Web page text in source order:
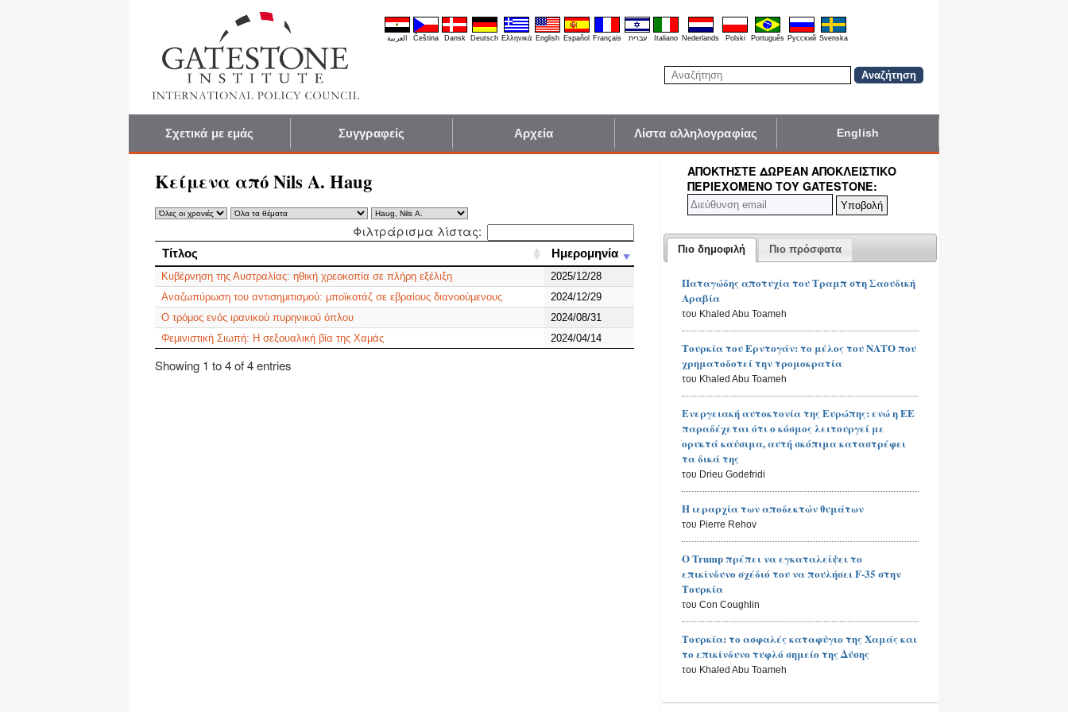
العربية Čeština Dansk Deutsch Ελληνικά English Español Français עברית Italiano Nederlands Polski Português Pyccĸий Svenska
Σχετικά με εμάς Συγγραφείς Αρχεία Λίστα αλληλογραφίας English
Κείμενα από Nils A. Haug
Φιλτράρισμα λίστας:
Τίτλος Ημερομηνία
Κυβέρνηση της Αυστραλίας: ηθική χρεοκοπία σε πλήρη εξέλιξη
2025/12/28
Αναζωπύρωση του αντισημιτισμού: μποϊκοτάζ σε εβραίους διανοούμενους
2024/12/29
Ο τρόμος ενός ιρανικού πυρηνικού όπλου
2024/08/31
Φεμινιστική Σιωπή: Η σεξουαλική βία της Χαμάς
2024/04/14
Showing 1 to 4 of 4 entries
ΑΠΟΚΤΉΣΤΕ ΔΩΡΕΆΝ ΑΠΟΚΛΕΙΣΤΙΚΌ
ΠΕΡΙΕΧΌΜΕΝΟ ΤΟΥ GATESTONE:
Πιο δημοφιλή Πιο πρόσφατα
Παταγώδης αποτυχία του Τραμπ στη Σαουδική
Αραβία
του Khaled Abu Toameh
Τουρκία του Ερντογάν: το μέλος του ΝΑΤΟ που
χρηματοδοτεί την τρομοκρατία
του Khaled Abu Toameh
Ενεργειακή αυτοκτονία της Ευρώπης: ενώ η ΕΕ
παραδέχεται ότι ο κόσμος λειτουργεί με
ορυκτά καύσιμα, αυτή σκόπιμα καταστρέφει
τα δικά της
του Drieu Godefridi
Η ιεραρχία των αποδεκτών θυμάτων
του Pierre Rehov
Ο Trump πρέπει να εγκαταλείψει το
επικίνδυνο σχέδιό του να πουλήσει F-35 στην
Τουρκία
του Con Coughlin
Τουρκία: το ασφαλές καταφύγιο της Χαμάς και
το επικίνδυνο τυφλό σημείο της Δύσης
του Khaled Abu Toameh
Τίτλος Ημερομηνία